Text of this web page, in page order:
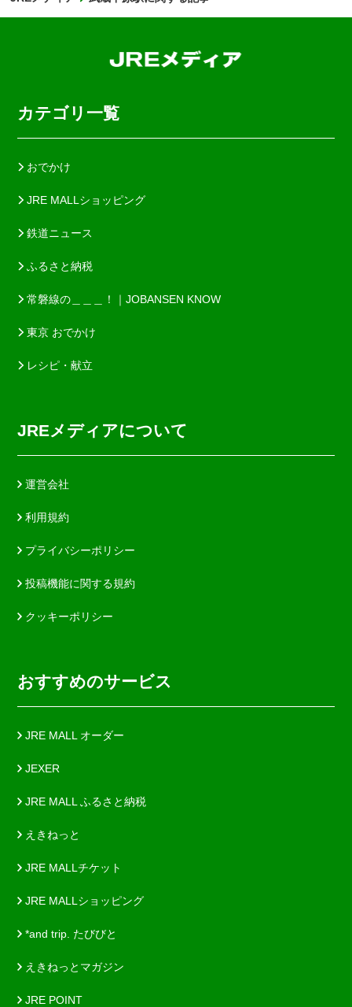
カテゴリ一覧
おでかけ
JRE MALLショッピング
鉄道ニュース
ふるさと納税
常磐線の＿＿＿！｜JOBANSEN KNOW
東京 おでかけ
レシピ・献立
JREメディアについて
運営会社
利用規約
プライバシーポリシー
投稿機能に関する規約
クッキーポリシー
おすすめのサービス
JRE MALL オーダー
JEXER
JRE MALL ふるさと納税
えきねっと
JRE MALLチケット
JRE MALLショッピング
*and trip. たびびと
えきねっとマガジン
JRE POINT